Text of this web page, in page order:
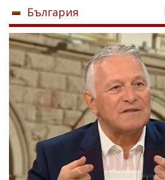
България